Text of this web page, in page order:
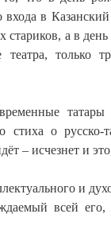
в
стариков, а в
стиха о
– исчезнет и
и
всей